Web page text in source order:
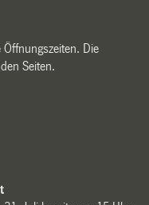
Die
Seiten.